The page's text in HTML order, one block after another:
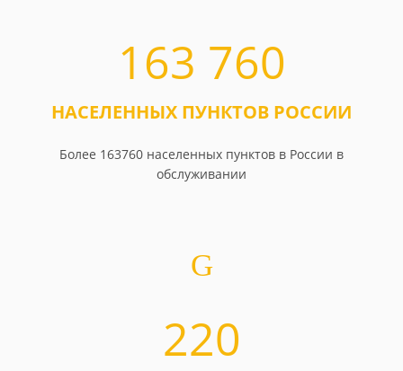
163 760
НАСЕЛЕННЫХ ПУНКТОВ РОССИИ
Более 163760 населенных пунктов в России в
обслуживании
220